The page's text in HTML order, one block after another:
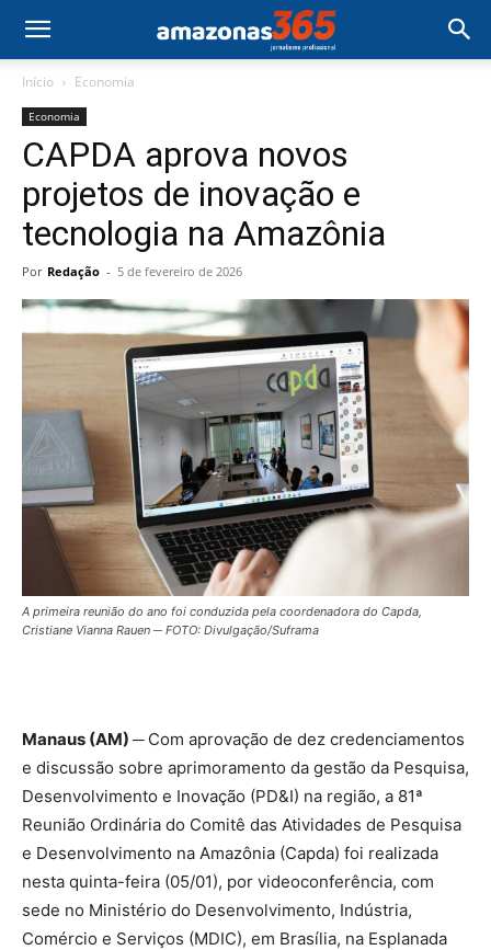
Início Economia
Economia
CAPDA aprova novos
projetos de inovação e
tecnologia na Amazônia
Por Redação - 5 de fevereiro de 2026
A primeira reunião do ano foi conduzida pela coordenadora do Capda,
Cristiane Vianna Rauen ─ FOTO: Divulgação/Suframa
Manaus (AM) ─ Com aprovação de dez credenciamentos
e discussão sobre aprimoramento da gestão da Pesquisa,
Desenvolvimento e Inovação (PD&I) na região, a 81ª
Reunião Ordinária do Comitê das Atividades de Pesquisa
e Desenvolvimento na Amazônia (Capda) foi realizada
nesta quinta-feira (05/01), por videoconferência, com
sede no Ministério do Desenvolvimento, Indústria,
Comércio e Serviços (MDIC), em Brasília, na Esplanada